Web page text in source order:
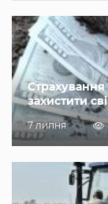
захистити
7 липня